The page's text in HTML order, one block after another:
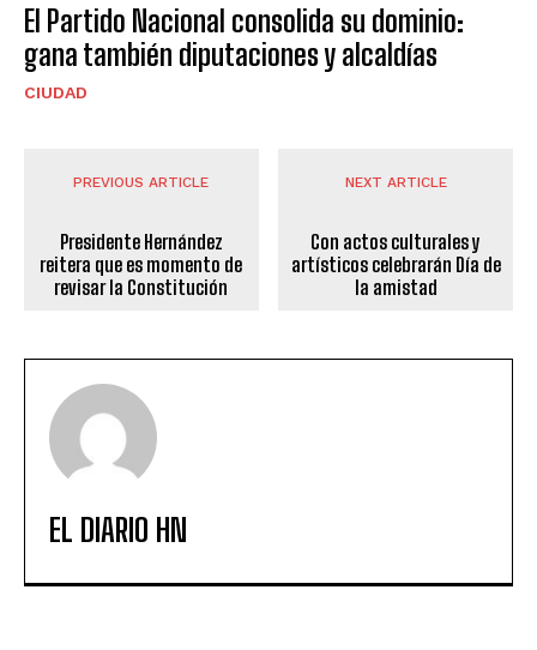
El Partido Nacional consolida su dominio:
gana también diputaciones y alcaldías
CIUDAD
PREVIOUS ARTICLE
Presidente Hernández
reitera que es momento de
revisar la Constitución
NEXT ARTICLE
Con actos culturales y
artísticos celebrarán Día de
la amistad
EL DIARIO HN